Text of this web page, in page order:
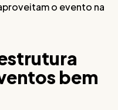
o evento na
bem